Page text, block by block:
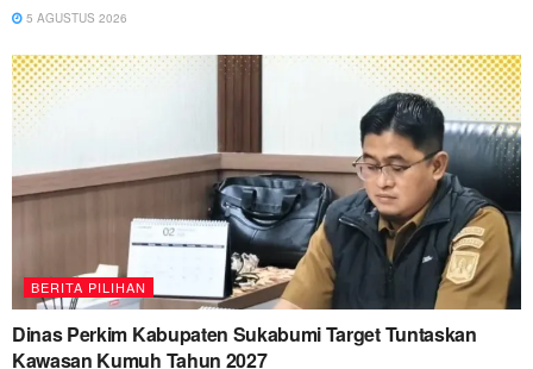
5 AGUSTUS 2026
BERITA PILIHAN
Dinas Perkim Kabupaten Sukabumi Target Tuntaskan
Kawasan Kumuh Tahun 2027